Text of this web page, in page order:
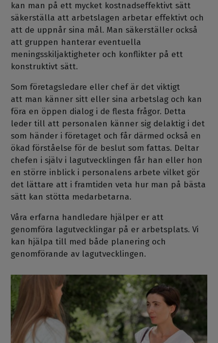
kan man på ett mycket kostnadseffektivt sätt
säkerställa att arbetslagen arbetar effektivt och
att de uppnår sina mål. Man säkerställer också
att gruppen hanterar eventuella
meningsskiljaktigheter och konflikter på ett
konstruktivt sätt.
Som företagsledare eller chef är det viktigt
att man känner sitt eller sina arbetslag och kan
föra en öppen dialog i de flesta frågor. Detta
leder till att personalen känner sig delaktig i det
som händer i företaget och får därmed också en
ökad förståelse för de beslut som fattas. Deltar
chefen i själv i lagutvecklingen får han eller hon
en större inblick i personalens arbete vilket gör
det lättare att i framtiden veta hur man på bästa
sätt kan stötta medarbetarna.
Våra erfarna handledare hjälper er att
genomföra lagutvecklingar på er arbetsplats. Vi
kan hjälpa till med både planering och
genomförande av lagutvecklingen.